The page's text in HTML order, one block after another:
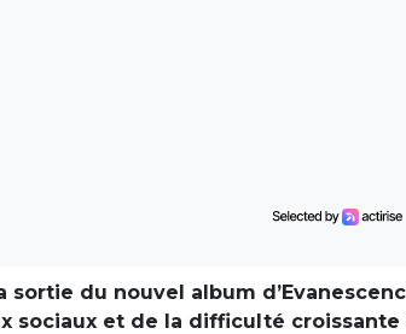
sortie du nouvel album
sociaux et de la difficulté